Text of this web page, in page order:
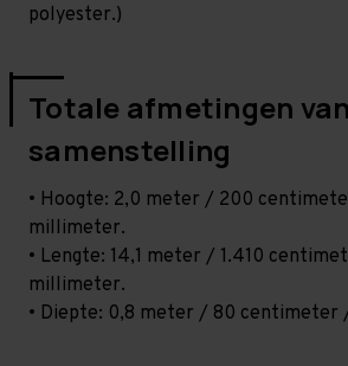
polyester.)
Totale afmetingen
samenstelling
• Hoogte: 2,0 meter / 200
millimeter.
• Lengte: 14,1 meter / 1.410
millimeter.
• Diepte: 0,8 meter / 80